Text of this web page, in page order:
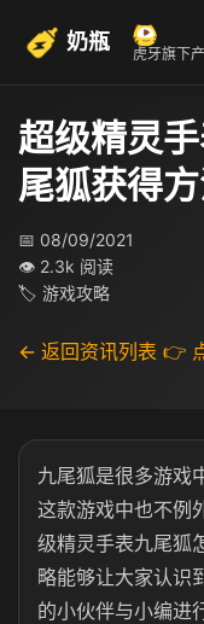
奶瓶 虎牙旗下
超级精灵
尾狐获得
📅 08/09/2021
👁 2.3k 阅读
🏷 游戏攻略
← 返回资讯列表 👉
九尾狐是很多游戏
这款游戏中也不例
级精灵手表九尾狐
略能够让大家认识
的小伙伴与小编进